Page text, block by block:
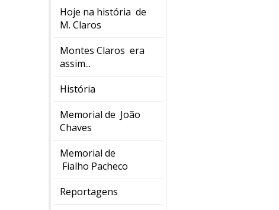
Hoje na história de
M. Claros
Montes Claros era
assim...
História
Memorial de João
Chaves
Memorial de
Fialho Pacheco
Reportagens